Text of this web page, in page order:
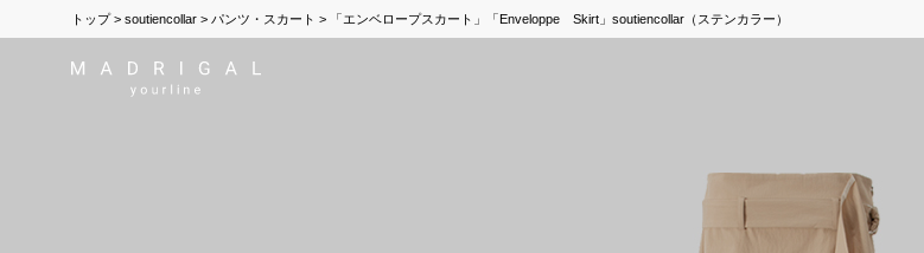
トップ soutiencollar パンツ・スカート 「エンベロープスカート」「Enveloppe Skirt」soutiencollar（ステンカラー）